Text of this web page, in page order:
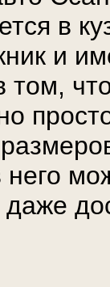
в
и
том,
него
даже